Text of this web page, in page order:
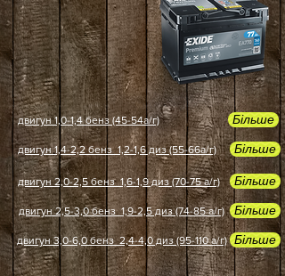
двигун 1,0-1,4 бенз (45-54а/г) Більше
двигун 1,4-2,2 бенз 1,2-1,6 диз (55-66а/г) Більше
двигун 2,0-2,5 бенз 1,6-1,9 диз (70-75 а/г) Більше
двигун 2,5-3,0 бенз 1,9-2,5 диз (74-85 а/г) Більше
двигун 3,0-6,0 бенз 2,4-4,0 диз (95-110 а/г) Більше